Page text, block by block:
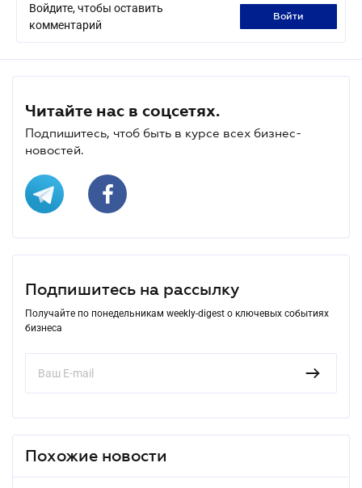
Войдите, чтобы оставить
комментарий
войти
Читайте нас в соцсетях.
Подпишитесь, чтоб быть в курсе всех бизнес-
новостей.
Подпишитесь на рассылку
Получайте по понедельникам weekly-digest о ключевых событиях
бизнеса
Похожие новости